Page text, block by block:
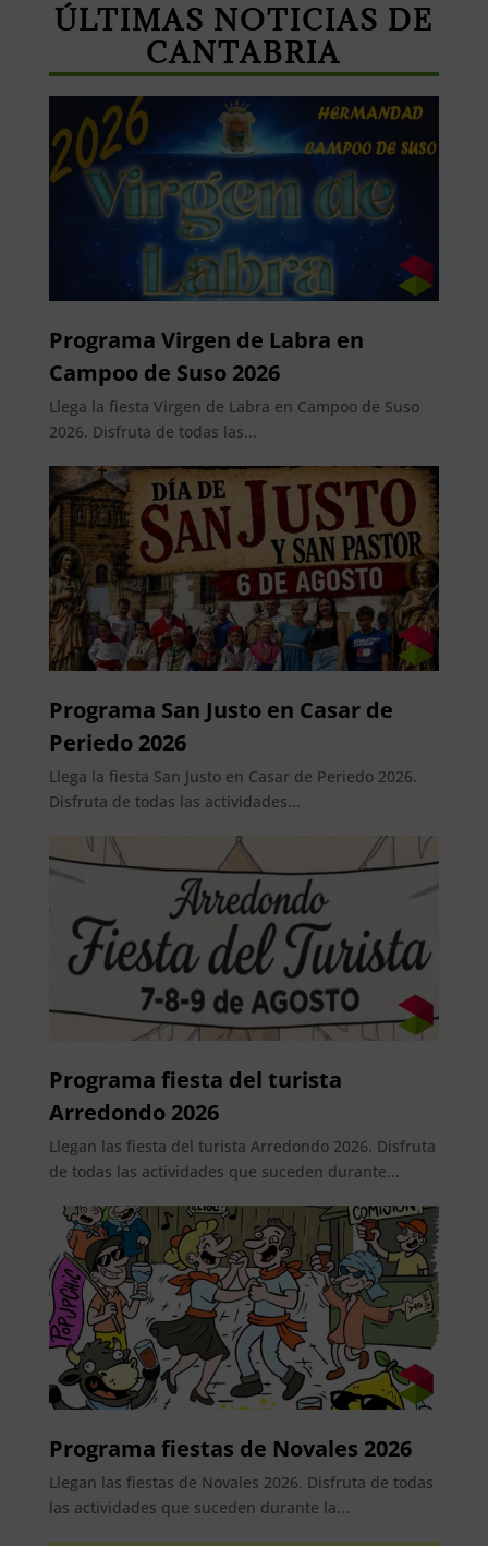
ÚLTIMAS NOTICIAS DE
CANTABRIA
Programa Virgen de Labra en
Campoo de Suso 2026
Llega la fiesta Virgen de Labra en Campoo de Suso
2026. Disfruta de todas las...
Programa San Justo en Casar de
Periedo 2026
Llega la fiesta San Justo en Casar de Periedo 2026.
Disfruta de todas las actividades...
Programa fiesta del turista
Arredondo 2026
Llegan las fiesta del turista Arredondo 2026. Disfruta
de todas las actividades que suceden durante...
Programa fiestas de Novales 2026
Llegan las fiestas de Novales 2026. Disfruta de todas
las actividades que suceden durante la...